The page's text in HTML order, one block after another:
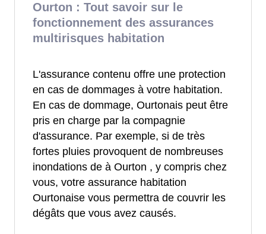
Ourton : Tout savoir sur le
fonctionnement des assurances
multirisques habitation
L'assurance contenu offre une protection
en cas de dommages à votre habitation.
En cas de dommage, Ourtonais peut être
pris en charge par la compagnie
d'assurance. Par exemple, si de très
fortes pluies provoquent de nombreuses
inondations de à Ourton , y compris chez
vous, votre assurance habitation
Ourtonaise vous permettra de couvrir les
dégâts que vous avez causés.